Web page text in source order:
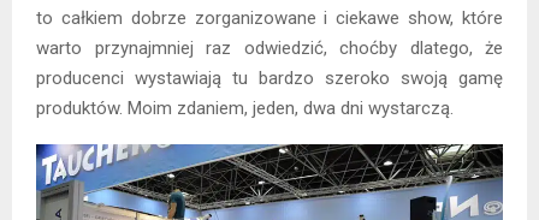
to całkiem dobrze zorganizowane i ciekawe show, które
warto przynajmniej raz odwiedzić, choćby dlatego, że
producenci wystawiają tu bardzo szeroko swoją gamę
produktów. Moim zdaniem, jeden, dwa dni wystarczą.